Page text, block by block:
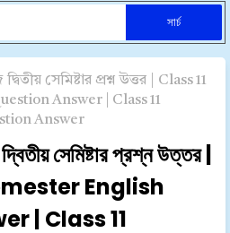
সেমিষ্টার প্রশ্ন উত্তর | Class 11
Answer | Class 11
Answer
সেমিষ্টার প্রশ্ন উত্তর |
English
| Class 11